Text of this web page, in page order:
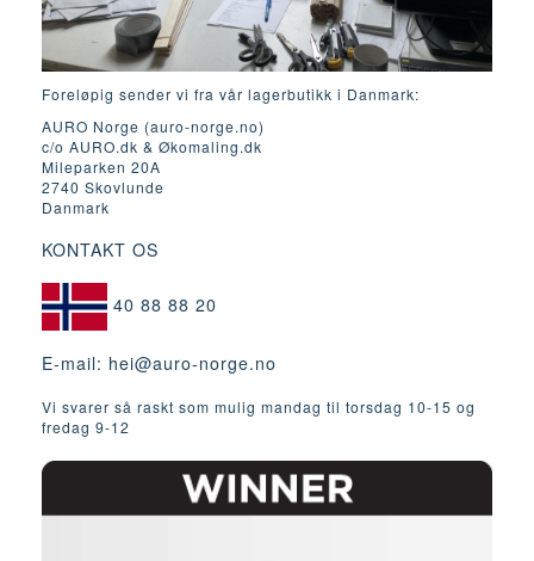
Foreløpig sender vi fra vår lagerbutikk i Danmark:
AURO Norge (auro-norge.no)
c/o AURO.dk & Økomaling.dk
Mileparken 20A
2740 Skovlunde
Danmark
KONTAKT OS
40 88 88 20
E-mail: hei@auro-norge.no
Vi svarer så raskt som mulig mandag til torsdag 10-15 og
fredag ​​9-12